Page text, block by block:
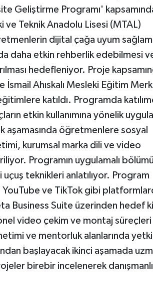
Geliştirme Programı'
Teknik Anadolu Lisesi (MTAL)
dijital çağa uyum
daha etkin rehberlik edebilmesi
hedefleniyor. Proje
İsmail Ahıskalı Mesleki Eğitim
katıldı. Programda
etkin kullanımına yönelik
aşamasında öğretmenlere sosyal
kurumsal marka dili ve video
Programın uygulamalı
teknikleri anlatılıyor. Program
ve TikTok gibi
Business Suite üzerinden hedef
video çekim ve montaj süreçleri
ve mentorluk alanlarında
başlayacak ikinci aşamada
birebir incelenerek